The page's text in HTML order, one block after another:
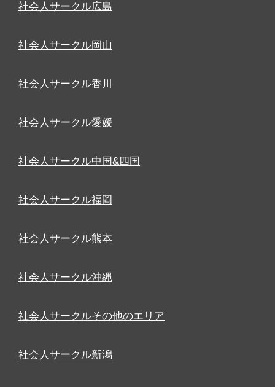
社会人サークル広島
社会人サークル岡山
社会人サークル香川
社会人サークル愛媛
社会人サークル中国&四国
社会人サークル福岡
社会人サークル熊本
社会人サークル沖縄
社会人サークルその他のエリア
社会人サークル新潟